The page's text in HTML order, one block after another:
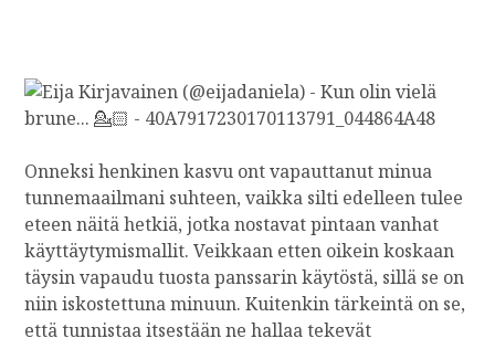
Onneksi henkinen kasvu ont vapauttanut minua
tunnemaailmani suhteen, vaikka silti edelleen tulee
eteen näitä hetkiä, jotka nostavat pintaan vanhat
käyttäytymismallit. Veikkaan etten oikein koskaan
täysin vapaudu tuosta panssarin käytöstä, sillä se on
niin iskostettuna minuun. Kuitenkin tärkeintä on se,
että tunnistaa itsestään ne hallaa tekevät